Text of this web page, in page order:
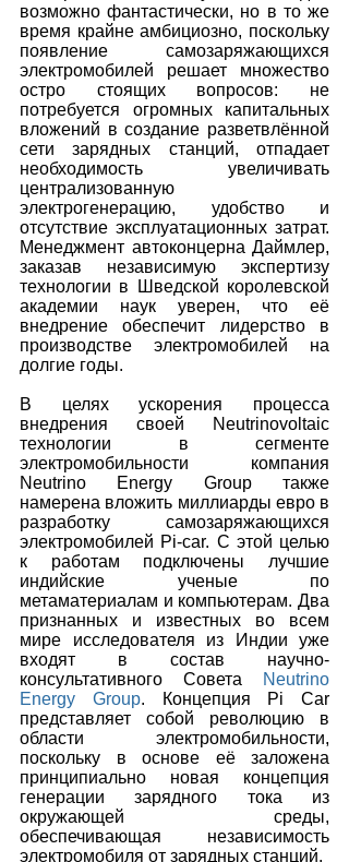
возможно фантастически, но в то же
время крайне амбициозно, поскольку
появление самозаряжающихся
электромобилей решает множество
остро стоящих вопросов: не
потребуется огромных капитальных
вложений в создание разветвлённой
сети зарядных станций, отпадает
необходимость увеличивать
централизованную
электрогенерацию, удобство и
отсутствие эксплуатационных затрат.
Менеджмент автоконцерна Даймлер,
заказав независимую экспертизу
технологии в Шведской королевской
академии наук уверен, что её
внедрение обеспечит лидерство в
производстве электромобилей на
долгие годы.
В целях ускорения процесса
внедрения своей Neutrinovoltaic
технологии в сегменте
электромобильности компания
Neutrino Energy Group также
намерена вложить миллиарды евро в
разработку самозаряжающихся
электромобилей Pi-car. С этой целью
к работам подключены лучшие
индийские ученые по
метаматериалам и компьютерам. Два
признанных и известных во всем
мире исследователя из Индии уже
входят в состав научно-
консультативного Совета
Neutrino
Energy Group. Концепция Pi Car
представляет собой революцию в
области электромобильности,
поскольку в основе её заложена
принципиально новая концепция
генерации зарядного тока из
окружающей среды,
обеспечивающая независимость
электромобиля от зарядных станций.